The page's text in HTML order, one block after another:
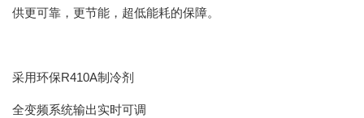
供更可靠，更节能，超低能耗的保障。
采用环保R410A制冷剂
全变频系统输出实时可调